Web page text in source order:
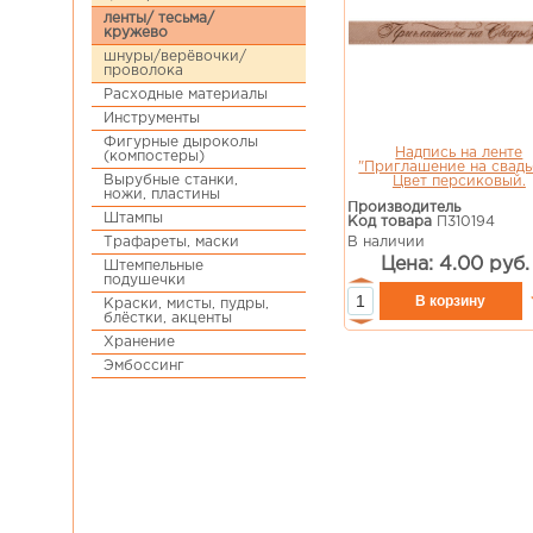
ленты/ тесьма/
кружево
шнуры/верёвочки/
проволока
Расходные материалы
Инструменты
Фигурные дыроколы
(компостеры)
Вырубные станки,
ножи, пластины
Штампы
Трафареты, маски
Штемпельные
подушечки
Краски, мисты, пудры,
блёстки, акценты
Хранение
Эмбоссинг
Надпись на ленте
"Приглашение на
Цвет персиковый.
Производитель
Код товара П310194
В наличии
Цена: 4.00 руб.